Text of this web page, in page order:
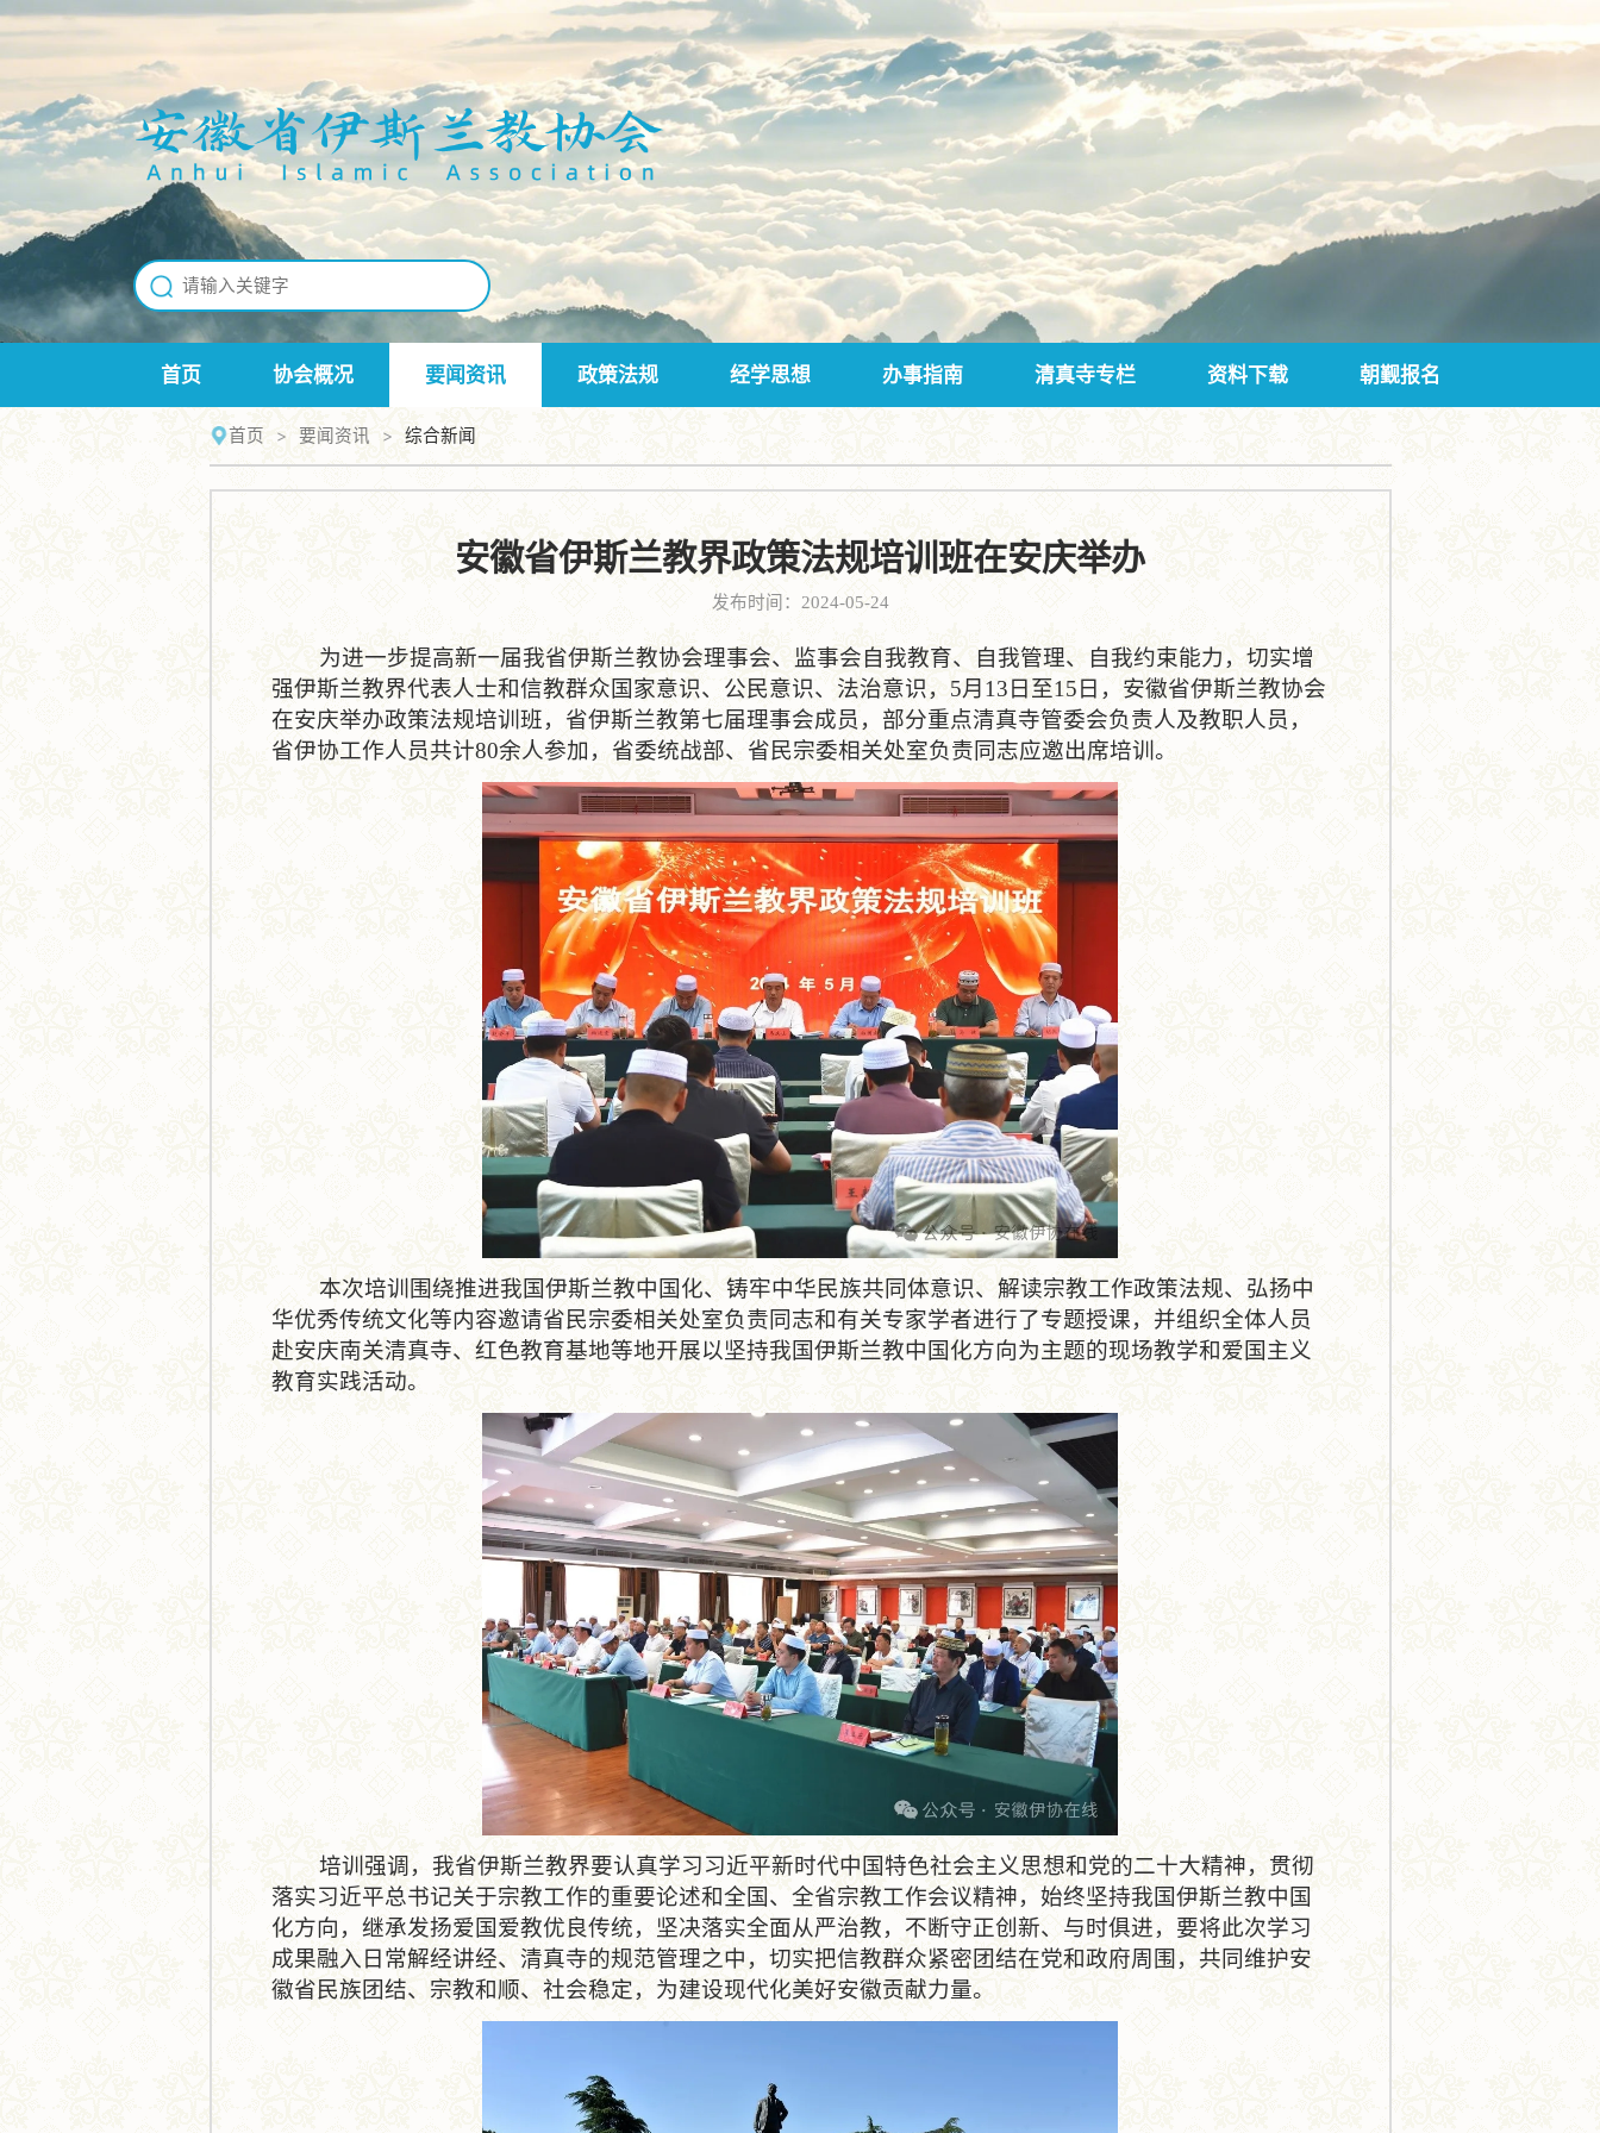
首页 协会概况 要闻资讯 政策法规 经学思想 办事指南 清真寺专栏 资料下载 朝觐报名
首页 > 要闻资讯 > 综合新闻
安徽省伊斯兰教界政策法规培训班在安庆举办
发布时间：2024-05-24
为进一步提高新一届我省伊斯兰教协会理事会、监事会自我教育、自我管理、自我约束能力，切实增
强伊斯兰教界代表人士和信教群众国家意识、公民意识、法治意识，5月13日至15日，安徽省伊斯兰教协会
在安庆举办政策法规培训班，省伊斯兰教第七届理事会成员，部分重点清真寺管委会负责人及教职人员，
省伊协工作人员共计80余人参加，省委统战部、省民宗委相关处室负责同志应邀出席培训。
本次培训围绕推进我国伊斯兰教中国化、铸牢中华民族共同体意识、解读宗教工作政策法规、弘扬中
华优秀传统文化等内容邀请省民宗委相关处室负责同志和有关专家学者进行了专题授课，并组织全体人员
赴安庆南关清真寺、红色教育基地等地开展以坚持我国伊斯兰教中国化方向为主题的现场教学和爱国主义
教育实践活动。
培训强调，我省伊斯兰教界要认真学习习近平新时代中国特色社会主义思想和党的二十大精神，贯彻
落实习近平总书记关于宗教工作的重要论述和全国、全省宗教工作会议精神，始终坚持我国伊斯兰教中国
化方向，继承发扬爱国爱教优良传统，坚决落实全面从严治教，不断守正创新、与时俱进，要将此次学习
成果融入日常解经讲经、清真寺的规范管理之中，切实把信教群众紧密团结在党和政府周围，共同维护安
徽省民族团结、宗教和顺、社会稳定，为建设现代化美好安徽贡献力量。